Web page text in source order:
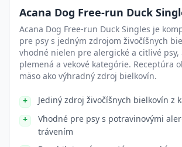
Acana Dog Free-run Duck
Acana Dog Free-run Duck Singles je
pre psy s jedným zdrojom živočíšnych
vhodné nielen pre alergické a citlivé psy,
plemená a vekové kategórie. Receptúra
mäso ako výhradný zdroj bielkovín.
Jediný zdroj živočíšnych bielkovín z
Vhodné pre psy s potravinovými
trávením